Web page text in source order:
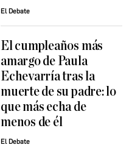
El Debate
El cumpleaños más
amargo de Paula
Echevarría tras la
muerte de su padre: lo
que más echa de
menos de él
El Debate